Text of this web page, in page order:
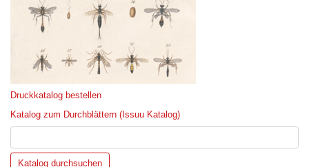
Druckkatalog bestellen
Katalog zum Durchblättern (Issuu Katalog)